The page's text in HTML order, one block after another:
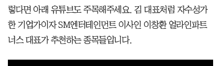
렇다면 아래 유튜브도 주목해주세요. 김 대표처럼 자수성가
한 기업가이자 SM엔터테인먼트 이사인 이창환 얼라인파트
너스 대표가 추천하는 종목들입니다.